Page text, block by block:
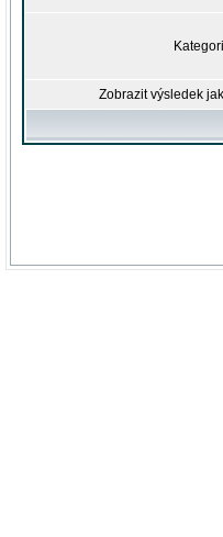
Zobrazit výsledek